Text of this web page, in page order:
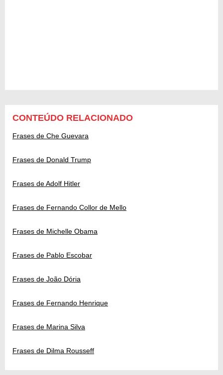
CONTEÚDO RELACIONADO
Frases de Che Guevara
Frases de Donald Trump
Frases de Adolf Hitler
Frases de Fernando Collor de Mello
Frases de Michelle Obama
Frases de Pablo Escobar
Frases de João Dória
Frases de Fernando Henrique
Frases de Marina Silva
Frases de Dilma Rousseff